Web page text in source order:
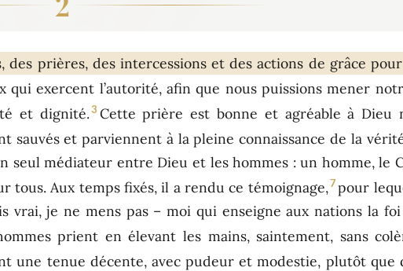
des prières, des intercessions et des actions de grâce
qui exercent l’autorité, afin que nous puissions mener
et dignité.3 Cette prière est bonne et agréable à Dieu
sauvés et parviennent à la pleine connaissance de la
seul médiateur entre Dieu et les hommes : un homme, le
tous. Aux temps fixés, il a rendu ce témoignage,7 pour
vrai, je ne mens pas – moi qui enseigne aux nations la
prient en élevant les mains, saintement, sans
une tenue décente, avec pudeur et modestie, plutôt que